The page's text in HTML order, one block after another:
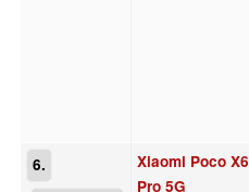
6.
Xiaomi Poco X6
Pro 5G